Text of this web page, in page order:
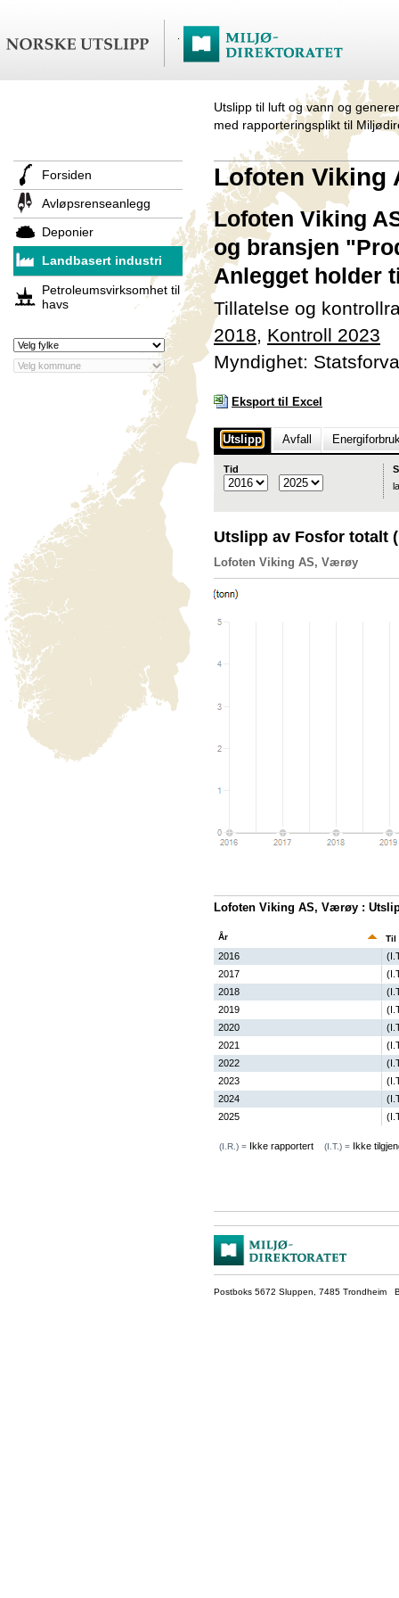
Utslipp til luft og vann og
med rapporteringsplikt til
Forsiden
Avløpsrenseanlegg
Deponier
Landbasert industri
Petroleumsvirksomhet til
havs
Lofoten Viking
Lofoten Viking
og bransjen
Anlegget holder
Tillatelse og
2018, Kontroll 2023
Myndighet:
Eksport til Excel
Utslipp Avfall
Tid
Utslipp av Fosfor totalt
Lofoten Viking AS, Værøy
Lofoten Viking AS, Værøy :
År
2016
2017
2018
2019
2020
2021
2022
2023
2024
2025
(I.R.) = Ikke rapportert (I.T.) = Ikke
Postboks 5672 Sluppen, 7485 Trondheim